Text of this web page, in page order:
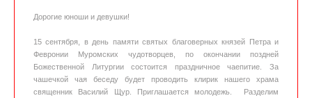
Дорогие юноши и девушки!
15 сентября, в день памяти святых благоверных князей Петра и
Февронии Муромских чудотворцев, по окончании поздней
Божественной Литургии состоится праздничное чаепитие. За
чашечкой чая беседу будет проводить клирик нашего храма
священник Василий Щур. Приглашается молодежь. Разделим